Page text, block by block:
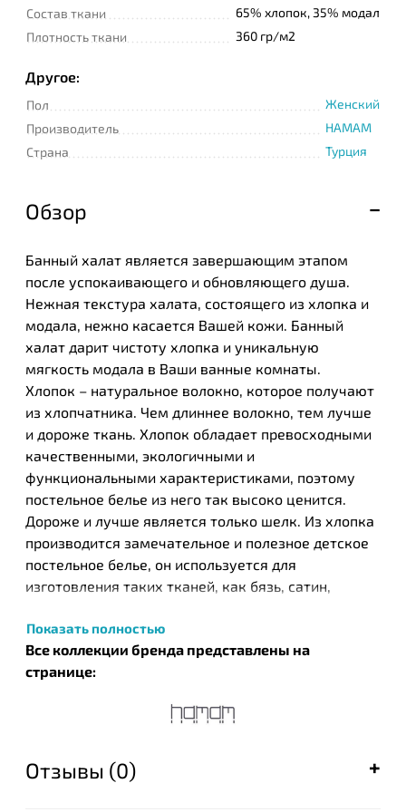
Состав ткани
65% хлопок, 35% модал
Плотность ткани
360 гр/м2
Другое:
Пол
Женский
Производитель
HAMAM
Страна
Турция
Обзор
Банный халат является завершающим этапом
после успокаивающего и обновляющего душа.
Нежная текстура халата, состоящего из хлопка и
модала, нежно касается Вашей кожи. Банный
халат дарит чистоту хлопка и уникальную
мягкость модала в Ваши ванные комнаты.
Хлопок – натуральное волокно, которое получают
из хлопчатника. Чем длиннее волокно, тем лучше
и дороже ткань. Хлопок обладает превосходными
качественными, экологичными и
функциональными характеристиками, поэтому
постельное белье из него так высоко ценится.
Дороже и лучше является только шелк. Из хлопка
производится замечательное и полезное детское
постельное белье, он используется для
изготовления таких тканей, как бязь, сатин,
отличается носкостью, практичностью, простотой
в уходе, а хлопковое постельное белье
обеспечивает приятный и комфортный отдых.
Турецкий бренд текстильных изделий Нamam был
дизайнера Идиль Тарзи. Этот бренд стал одним из
Показать полностью
Все коллекции бренда представлены на
странице:
Отзывы (0)